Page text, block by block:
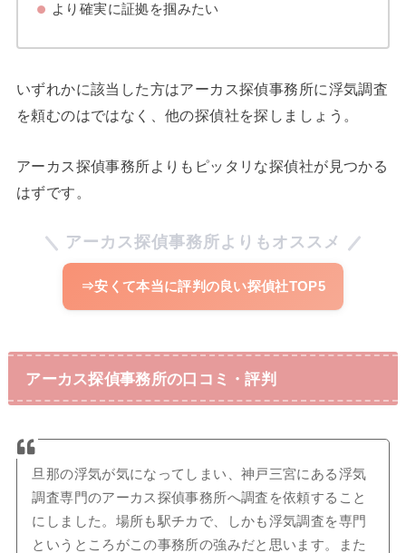
より確実に証拠を掴みたい
いずれかに該当した方はアーカス探偵事務所に浮気調査
を頼むのはではなく、他の探偵社を探しましょう。
アーカス探偵事務所よりもピッタリな探偵社が見つかる
はずです。
アーカス探偵事務所よりもオススメ
⇒安くて本当に評判の良い探偵社TOP5
アーカス探偵事務所の口コミ・評判
旦那の浮気が気になってしまい、神戸三宮にある浮気
調査専門のアーカス探偵事務所へ調査を依頼すること
にしました。場所も駅チカで、しかも浮気調査を専門
というところがこの事務所の強みだと思います。また